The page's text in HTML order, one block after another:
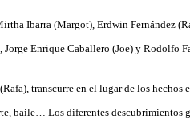
Ibarra (Margot), Erdwin Fernández
Enrique Caballero (Joe) y Rodolfo
transcurre en el lugar de los hechos
baile… Los diferentes descubrimientos